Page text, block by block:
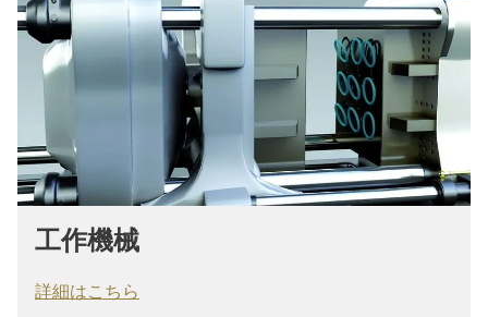
工作機械
詳細はこちら